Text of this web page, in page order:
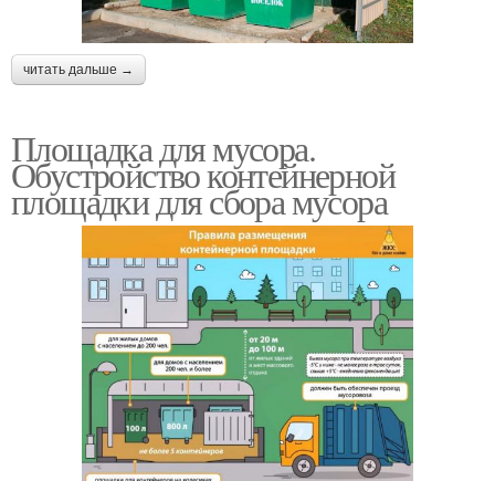
читать дальше →
Площадка для мусора.
Обустройство контейнерной
площадки для сбора мусора